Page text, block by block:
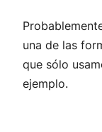
una de las
que sólo
ejemplo.